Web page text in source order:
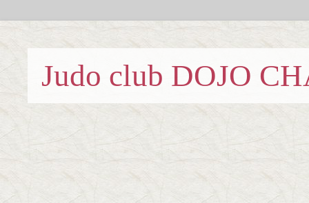
Judo club DOJO